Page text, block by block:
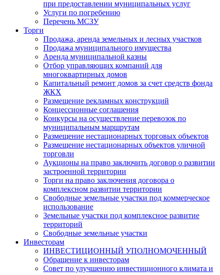
при предоставлении муниципальных услуг
Услуги по погребению
Перечень МСЗУ
Торги
Продажа, аренда земельных и лесных участков
Продажа муниципального имущества
Аренда муниципальной казны
Отбор управляющих компаний для
многоквартирных домов
Капитальный ремонт домов за счет средств фонда
ЖКХ
Размещение рекламных конструкций
Концессионные соглашения
Конкурсы на осуществление перевозок по
муниципальным маршрутам
Размещение нестационарных торговых объектов
Размещение нестационарных объектов уличной
торговли
Аукционы на право заключить договор о развитии
застроенной территории
Торги на право заключения договора о
комплексном развитии территории
Свободные земельные участки под коммерческое
использование
Земельные участки под комплексное развитие
территорий
Свободные земельные участки
Инвесторам
ИНВЕСТИЦИОННЫЙ УПОЛНОМОЧЕННЫЙ
Обращение к инвесторам
Совет по улучшению инвестиционного климата и